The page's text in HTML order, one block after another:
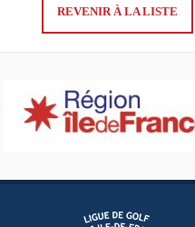
REVENIR À LA LISTE